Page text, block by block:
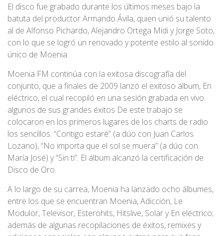
El disco fue grabado durante los últimos meses bajo la
batuta del productor Armando Ávila, quien unió su talento
al de Alfonso Pichardo, Alejandro Ortega Midi y Jorge Soto,
con lo que se logró un renovado y potente estilo al sonido
único de Moenia.
Moenia FM continúa con la exitosa discografía del
conjunto, que a finales de 2009 lanzó el exitoso álbum, En
eléctrico, el cual recopiló en una sesión grabada en vivo
algunos de sus grandes éxitos De este trabajo se
colocaron en los primeros lugares de los charts de radio
los sencillos. “Contigo estaré” (a dúo con Juan Carlos
Lozano), “No importa que el sol se muera” (a dúo con
María José) y “Sin ti”. El álbum alcanzó la certificación de
Disco de Oro.
A lo largo de su carrea, Moenia ha lanzado ocho álbumes,
entre los que se encuentran Moenia, Adicción, Le
Modulor, Televisor, Esterohits, Hitslive, Solar y En eléctrico;
además de algunas recopilaciones de éxitos, remixes y